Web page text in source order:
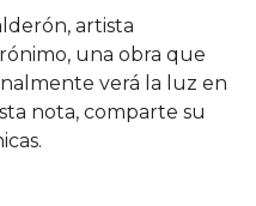
artista
una obra que
verá la luz en
nota, comparte su